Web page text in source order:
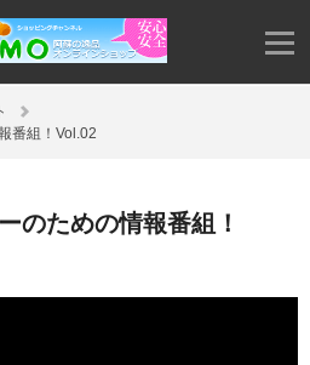
番組！Vol.02
のための情報番組！